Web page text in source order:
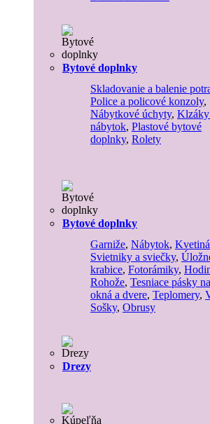
Bytové doplnky
Skladovanie a balenie
Police a policové konzoly,
Nábytkové úchyty,
nábytok, Plastové bytové
doplnky, Rolety
Bytové doplnky
Garniže, Nábytok,
Svietniky a sviečky,
krabice, Fotorámiky,
Rohože, Tesniace pásky na
okná a dvere, Teplomery,
Sošky, Obrusy
Drezy